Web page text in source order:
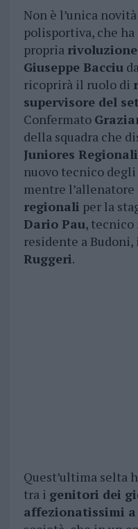
Non è l’unica
polisportiva, che ha
propria
Giuseppe Bacciu
ricoprirà il ruolo di
supervisore del
Confermato
della squadra che
Juniores Regionali
nuovo tecnico degli
mentre l’allenatore
regionali per la
Dario Pau, tecnico
residente a
Ruggeri.
Quest’ultima selta
tra i genitori dei
affezionatissimi